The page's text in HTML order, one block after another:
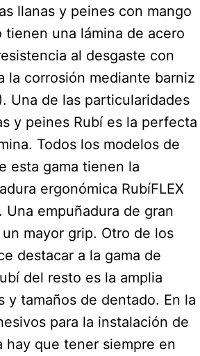
llanas y peines con mango
tienen una lámina de acero
al desgaste con
la corrosión mediante barniz
Una de las particularidades
y peines Rubí es la perfecta
Todos los modelos de
esta gama tienen la
ergonómica RubíFLEX
empuñadura de gran
mayor grip. Otro de los
destacar a la gama de
del resto es la amplia
y tamaños de dentado. En la
para la instalación de
hay que tener siempre en